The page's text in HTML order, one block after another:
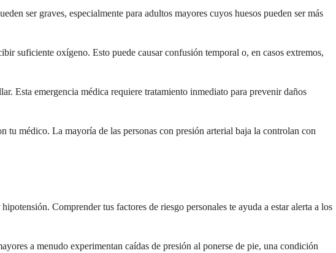
ser graves, especialmente para adultos mayores cuyos huesos pueden ser más
suficiente oxígeno. Esto puede causar confusión temporal o, en casos extremos,
Esta emergencia médica requiere tratamiento inmediato para prevenir daños
tu médico. La mayoría de las personas con presión arterial baja la controlan con
Comprender tus factores de riesgo personales te ayuda a estar alerta a los
a menudo experimentan caídas de presión al ponerse de pie, una condición